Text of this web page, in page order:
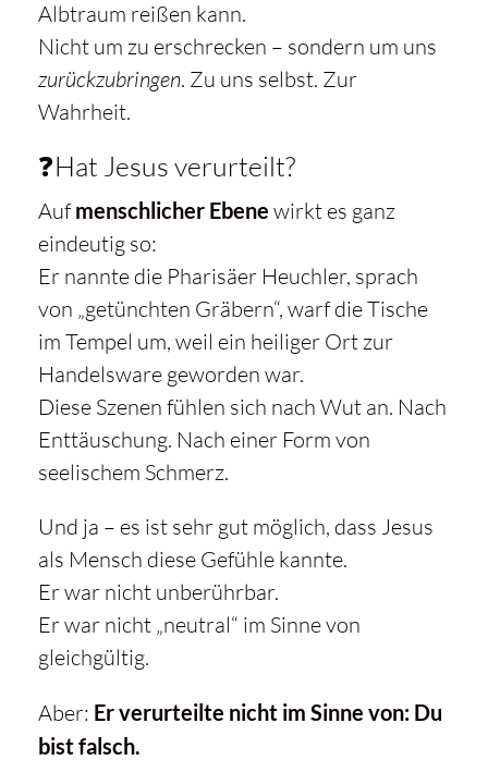
Albtraum reißen kann.
Nicht um zu erschrecken – sondern um uns
zurückzubringen. Zu uns selbst. Zur
Wahrheit.
❓Hat Jesus verurteilt?
Aufmenschlicher Ebene wirkt es ganz
eindeutig so:
Er nannte die Pharisäer Heuchler, sprach
von „getünchten Gräbern“, warf die Tische
im Tempel um, weil ein heiliger Ort zur
Handelsware geworden war.
Diese Szenen fühlen sich nach Wut an. Nach
Enttäuschung. Nach einer Form von
seelischem Schmerz.
Und ja – es ist sehr gut möglich, dass Jesus
als Mensch diese Gefühle kannte.
Er war nicht unberührbar.
Er war nicht „neutral“ im Sinne von
gleichgültig.
Aber: Er verurteilte nicht im Sinne von: Du
bist falsch.